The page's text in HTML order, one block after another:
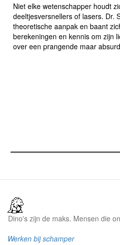
Niet elke wetenschapper houdt
deeltjesversnellers of lasers. Dr.
theoretische aanpak en baant
berekeningen en kennis om zijn
over een prangende maar
Dino's zijn de maks. Mensen die
Werken bij schamper